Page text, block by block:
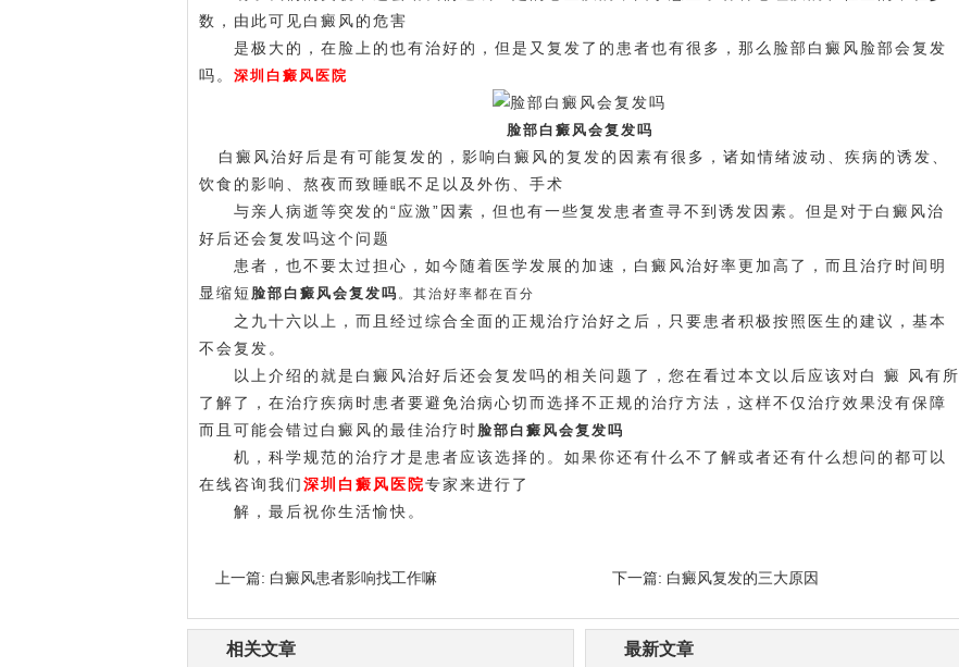
数，由此可见白癜风的危害
是极大的，在脸上的也有治好的，但是又复发了的患者也有很多，那么脸部白癜风脸部会复发
吗。 深圳白癜风医院
脸部白癜风会复发吗
白癜风治好后是有可能复发的，影响白癜风的复发的因素有很多，诸如情绪波动、疾病的诱发、
饮食的影响、熬夜而致睡眠不足以及外伤、手术
与亲人病逝等突发的“应激”因素，但也有一些复发患者查寻不到诱发因素。但是对于白癜风治
好后还会复发吗这个问题
患者，也不要太过担心，如今随着医学发展的加速，白癜风治好率更加高了，而且治疗时间明
显缩短 脸部白癜风会复发吗 。其治好率都在百分
之九十六以上，而且经过综合全面的正规治疗治好之后，只要患者积极按照医生的建议，基本
不会复发。
以上介绍的就是白癜风治好后还会复发吗的相关问题了，您在看过本文以后应该对白 癜 风有所
了解了，在治疗疾病时患者要避免治病心切而选择不正规的治疗方法，这样不仅治疗效果没有保障
而且可能会错过白癜风的最佳治疗时 脸部白癜风会复发吗
机，科学规范的治疗才是患者应该选择的。如果你还有什么不了解或者还有什么想问的都可以
在线咨询我们深圳白癜风医院专家来进行了
解，最后祝你生活愉快。
上一篇: 白癜风患者影响找工作嘛 下一篇: 白癜风复发的三大原因
相关文章 最新文章